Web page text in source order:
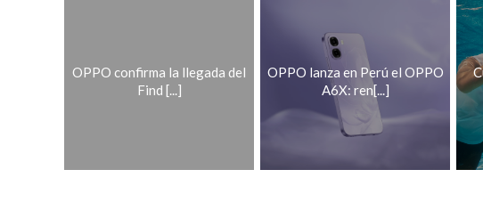
OPPO confirma la llegada del
Find [...]
OPPO lanza en Perú el OPPO
A6X: ren[...]